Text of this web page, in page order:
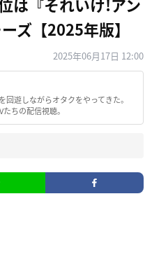
は『それいけ!アン
ズ【2025年版】
2025年06月17日 12:00
遊しながらオタクをやってきた。
ちの配信視聴。